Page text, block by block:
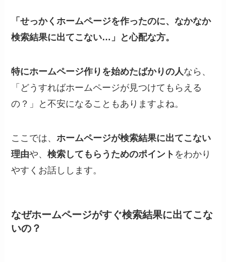
「せっかくホームページを作ったのに、なかなか
検索結果に出てこない…」と心配な方。
特にホームページ作りを始めたばかりの人 なら、
「どうすればホームページが見つけてもらえる
の？」と不安になることもありますよね。
ここでは、ホームページが検索結果に出てこない
理由や、検索してもらうためのポイント をわかり
やすくお話しします。
なぜホームページがすぐ検索結果に出てこな
いの？